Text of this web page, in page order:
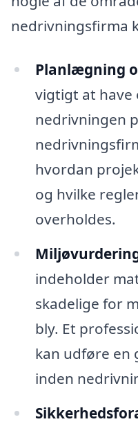
nedrivningsfirma
Planlægning
vigtigt at have
nedrivningen
hvordan
og hvilke
overholdes.
indeholder
skadelige for
bly. Et
kan udføre en
inden